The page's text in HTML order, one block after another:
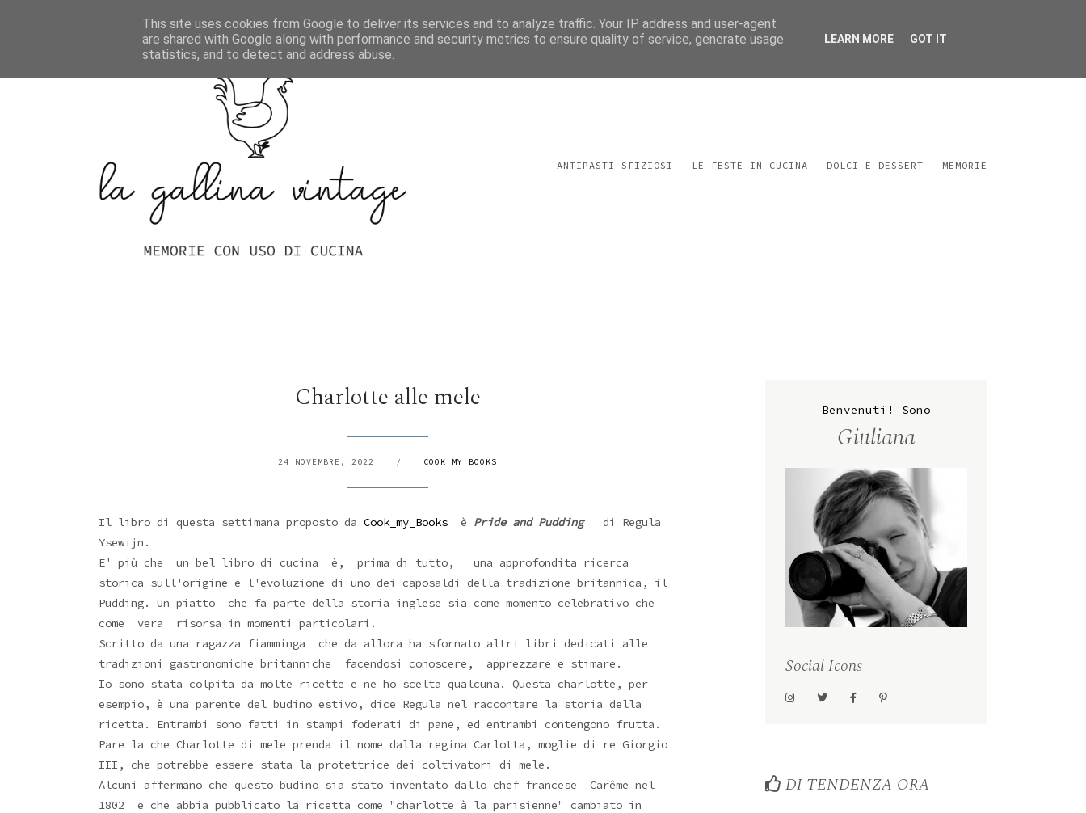
Indice Delle Ricette
ANTIPASTI SFIZIOSI LE FESTE IN CUCINA DOLCI E DESSERT MEMORIE
Charlotte alle mele
24 NOVEMBRE, 2022 / COOK MY BOOKS
Il libro di questa settimana proposto da Cook_my_Books è Pride and Pudding di
Regula
Ysewijn.
E' più che un bel libro di cucina è, prima di tutto, una approfondita ricerca
storica sull'origine e l'evoluzione di uno dei caposaldi della tradizione britannica, il
Pudding. Un piatto che fa parte della storia inglese sia come momento celebrativo che
come vera risorsa in momenti particolari.
Scritto da una ragazza fiamminga che da allora ha sfornato altri libri dedicati alle
tradizioni gastronomiche britanniche facendosi conoscere, apprezzare e stimare.
Io sono stata colpita da molte ricette e ne ho scelta qualcuna. Questa charlotte, per
esempio, è una parente del budino estivo, dice Regula nel raccontare la storia della
ricetta. Entrambi sono fatti in stampi foderati di pane, ed entrambi contengono frutta.
Pare la che Charlotte di mele prenda il nome dalla regina Carlotta, moglie di re Giorgio
III, che potrebbe essere stata la protettrice dei coltivatori di mele.
Alcuni affermano che questo budino sia stato inventato dallo chef francese Carême nel
1802 e che abbia pubblicato la ricetta come "charlotte à la parisienne" cambiato in
Benvenuti! Sono
Giuliana
Social Icons
DI TENDENZA ORA
This site uses cookies from Google to deliver its services and to analyze traffic. Your IP address and user-agent
are shared with Google along with performance and security metrics to ensure quality of service, generate usage
statistics, and to detect and address abuse.
LEARN MORE GOT IT